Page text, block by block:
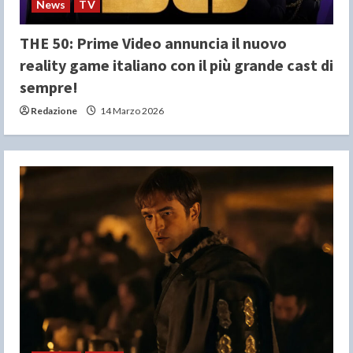
News TV
THE 50: Prime Video annuncia il nuovo
reality game italiano con il più grande cast di
sempre!
Redazione 14 Marzo 2026